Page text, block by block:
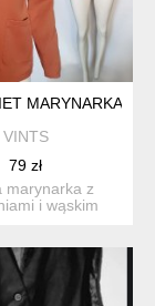
44–46
MARYNARKA Z
VINTS
79 zł
marynarka z
i wąskim